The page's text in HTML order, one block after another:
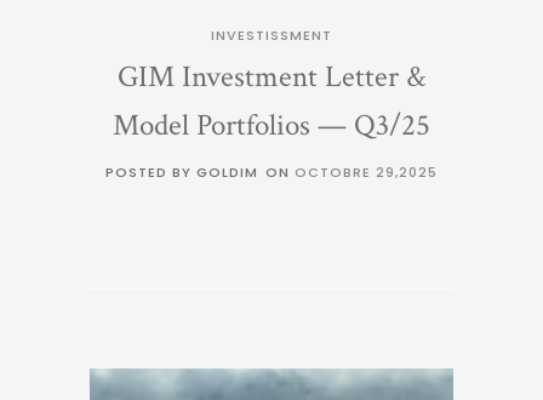
INVESTISSMENT
GIM Investment Letter &
Model Portfolios — Q3/25
POSTED BY GOLDIM ON OCTOBRE 29,2025